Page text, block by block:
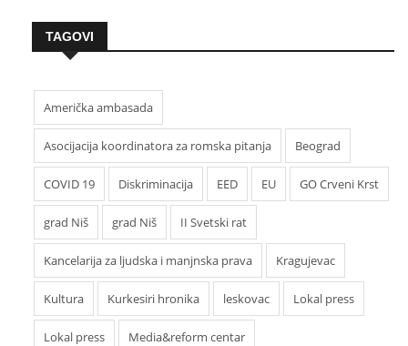
TAGOVI
Američka ambasada
Asocijacija koordinatora za romska pitanja Beograd
COVID 19 Diskriminacija EED EU GO Crveni Krst
grad Niš grad Niš II Svetski rat
Kancelarija za ljudska i manjnska prava Kragujevac
Kultura Kurkesiri hronika leskovac Lokal press
Lokal press Media&reform centar